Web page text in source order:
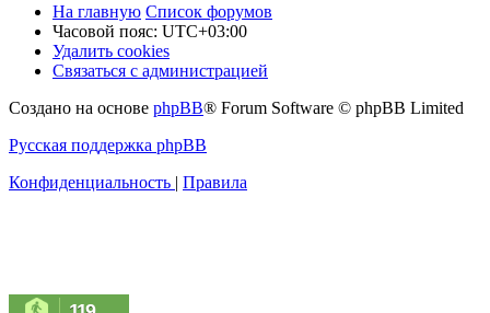
На главную Список форумов
Часовой пояс: UTC+03:00
Удалить cookies
Связаться с администрацией
Создано на основе phpBB® Forum Software © phpBB Limited
Русская поддержка phpBB
Конфиденциальность | Правила